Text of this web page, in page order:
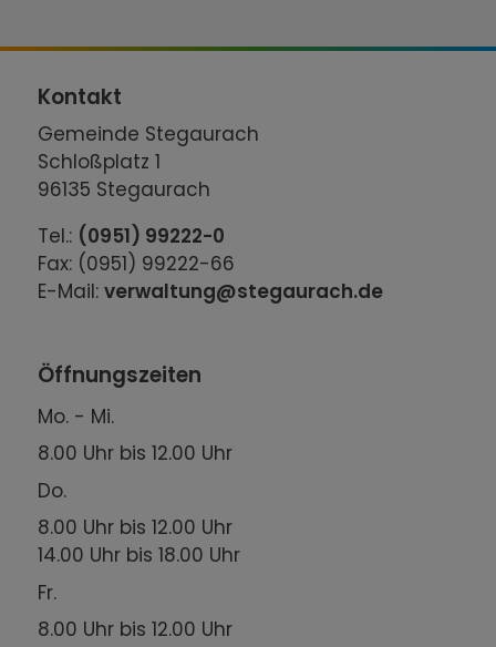
Kontakt
Gemeinde Stegaurach
Schloßplatz 1
96135 Stegaurach
Tel.: (0951) 99222-0
Fax: (0951) 99222-66
E-Mail:verwaltung@stegaurach.de
Öffnungszeiten
Mo. - Mi.
8.00 Uhr bis 12.00 Uhr
Do.
8.00 Uhr bis 12.00 Uhr
14.00 Uhr bis 18.00 Uhr
Fr.
8.00 Uhr bis 12.00 Uhr